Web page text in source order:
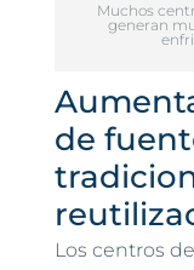
Muchos
generan
de
Los centros